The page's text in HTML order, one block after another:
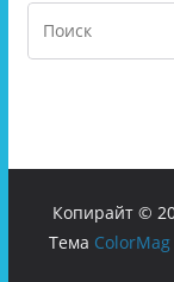
Копирайт ©
Тема ColorMag